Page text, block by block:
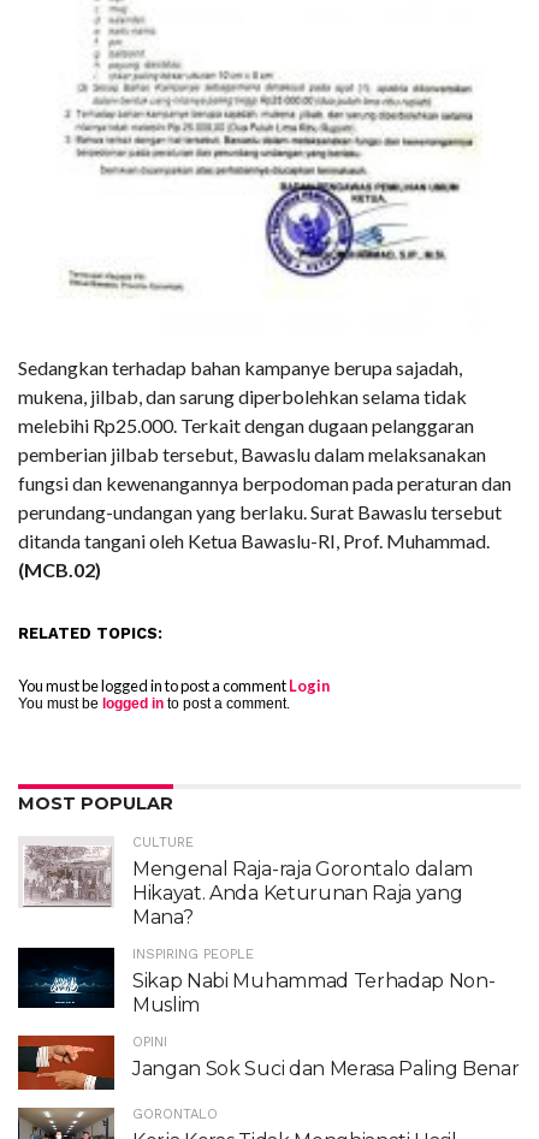
Sedangkan terhadap bahan kampanye berupa sajadah,
mukena, jilbab, dan sarung diperbolehkan selama tidak
melebihi Rp25.000. Terkait dengan dugaan pelanggaran
pemberian jilbab tersebut, Bawaslu dalam melaksanakan
fungsi dan kewenangannya berpodoman pada peraturan dan
perundang-undangan yang berlaku. Surat Bawaslu tersebut
ditanda tangani oleh Ketua Bawaslu-RI, Prof. Muhammad.
(MCB.02)
RELATED TOPICS:
You must be logged in to post a commentLogin
You must be logged in to post a comment.
MOST POPULAR
CULTURE
Mengenal Raja-raja Gorontalo dalam
Hikayat. Anda Keturunan Raja yang
Mana?
INSPIRING PEOPLE
Sikap Nabi Muhammad Terhadap Non-
Muslim
OPINI
Jangan Sok Suci dan Merasa Paling Benar
GORONTALO